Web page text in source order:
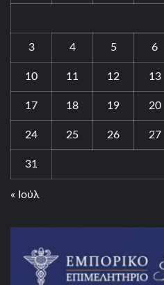
3 4 5 6
10 11 12 13
17 18 19 20
24 25 26 27
31
« Ιούλ